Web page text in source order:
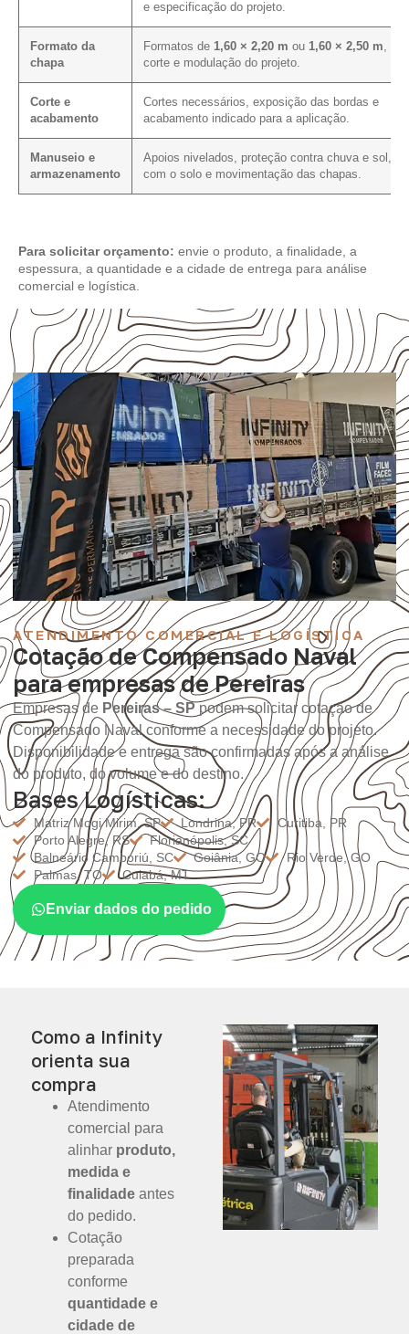
e especificação do projeto.
Formato da
chapa
Formatos de 1,60 × 2,20 m ou 1,60 × 2,50 m,
corte e modulação do projeto.
Corte e
acabamento
Cortes necessários, exposição das bordas e
acabamento indicado para a aplicação.
Manuseio e
armazenamento
Apoios nivelados, proteção contra chuva e sol,
com o solo e movimentação das chapas.
Para solicitar orçamento: envie o produto, a finalidade, a
espessura, a quantidade e a cidade de entrega para análise
comercial e logística.
ATENDIMENTO COMERCIAL E LOGÍSTICA
Cotação de Compensado Naval
para empresas de Pereiras
Empresas de Pereiras – SPpodem solicitar cotação de
Compensado Naval conforme a necessidade do projeto.
Disponibilidade e entrega são confirmadas após a análise
do produto, do volume e do destino.
Bases Logísticas:
Matriz Mogi Mirim, SP Londrina, PR
Curitiba, PR
Porto Alegre, RS
Florianópolis, SC
Balneário Camboriú, SC
Goiânia, GO
Rio Verde, GO
Palmas, TO
Cuiabá, MT
Enviar dados do pedido
Como a Infinity
orienta sua
compra
Atendimento
comercial para
alinhar produto,
medida e
finalidade antes
do pedido.
Cotação
preparada
conforme
quantidade e
cidade de